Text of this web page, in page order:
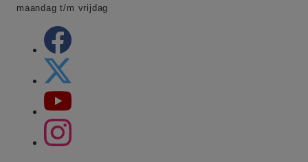
maandag t/m vrijdag